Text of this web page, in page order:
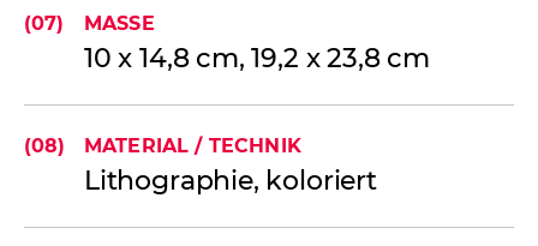
(07) MASSE
10 x 14,8 cm, 19,2 x 23,8 cm
(08) MATERIAL / TECHNIK
Lithographie, koloriert
Funktionale Cookies